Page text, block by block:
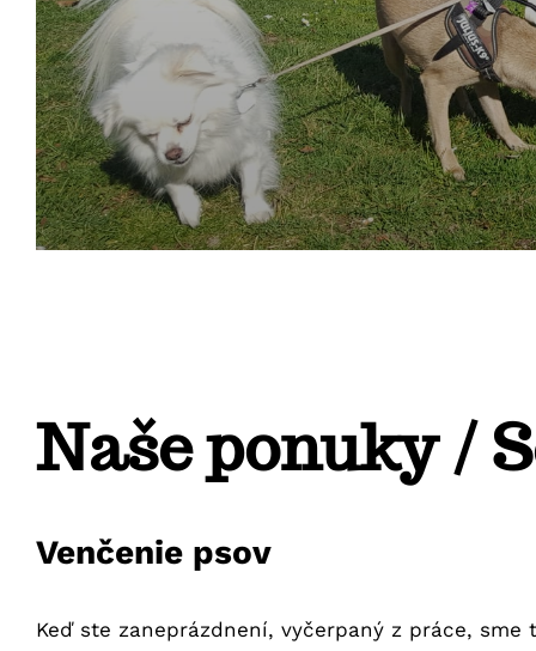
Naše ponuky /
Venčenie psov
Keď ste zaneprázdnení, vyčerpaný z práce,